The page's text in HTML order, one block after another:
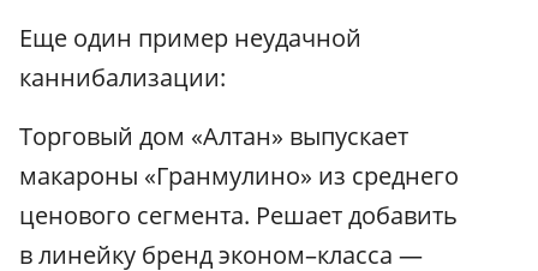
Еще один пример неудачной
каннибализации:
Торговый дом «Алтан» выпускает
макароны «Гранмулино» из среднего
ценового сегмента. Решает добавить
в линейку бренд эконом–класса —